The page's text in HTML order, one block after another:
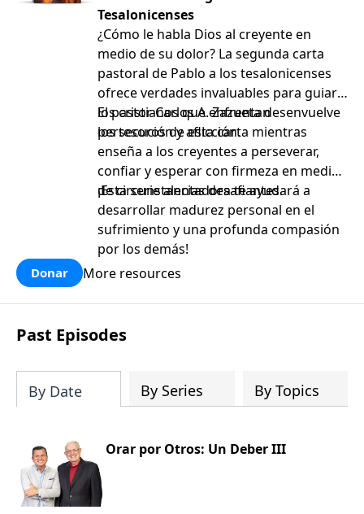
Tesalonicenses
¿Cómo le habla Dios al creyente en
medio de su dolor? La segunda carta
pastoral de Pablo a los tesalonicenses
ofrece verdades invaluables para guiar a
los cristianos que enfrentan
persecución y aflicción.
El pastor Carlos A. Zazueta desenvuelve
los tesoros de esta carta mientras
enseña a los creyentes a perseverar,
confiar y esperar con firmeza en medio
de circunstancias desafiantes.
¡Esta serie alentadora te ayudará a
desarrollar madurez personal en el
sufrimiento y una profunda compasión
por los demás!
Donar More resources
Past Episodes
By Date By Series By Topics
Orar por Otros: Un Deber III